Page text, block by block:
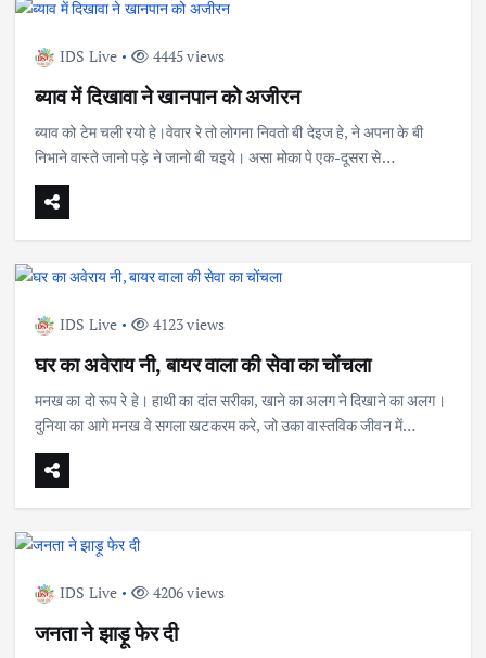
IDS Live 4445 views
ब्याव में दिखावा ने खानपान को अजीरन
ब्याव को टेम चली रयो हे।वेवार रे तो लोगना निवतो बी देइज हे, ने अपना के बी
निभाने वास्ते जानो पड़े ने जानो बी चइये। असा मोका पे एक-दूसरा से…
IDS Live 4123 views
घर का अवेराय नी, बायर वाला की सेवा का चोंचला
मनख का दो रूप रे हे। हाथी का दांत सरीका, खाने का अलग ने दिखाने का अलग।
दुनिया का आगे मनख वे सगला खटकरम करे, जो उका वास्तविक जीवन में…
IDS Live 4206 views
जनता ने झाड़ू फेर दी